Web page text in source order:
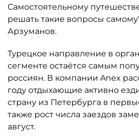
Самостоятельному
решать такие вопросы
Арзуманов.
Турецкое направление в
сегменте остаётся самым
россиян. В компании Anex
году отдыхающие активно
страну из Петербурга в
также рост числа заездов
август.